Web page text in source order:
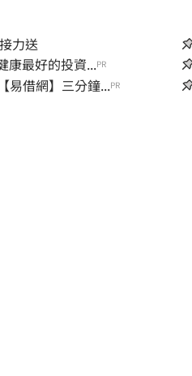
力送
康最好的投資...PR
易借網】三分鐘...PR